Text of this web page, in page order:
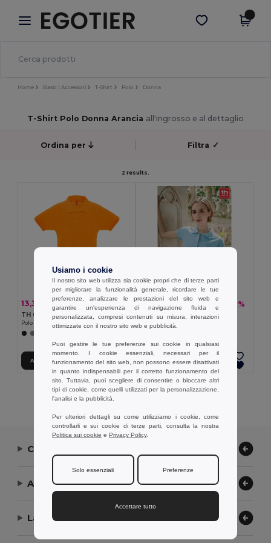
× App Egotier
Prezzi migliori sull'app!
Scarica app
Home Basic | Accessori T-Shirt Polo Donna
T-Shirt Polo Donna Arancia all'ingrosso e al dettaglio
Ordina per Filtra ✓
2 results.
13,30 € 17,62 € -24%
TH Clothes 30262
Polo da donna
Aggiungi al carrello
9,51 € -18%
TH Clothes 30135
Polo da donna
Aggiungi al carrello
Visualizzazione Di Tutti I Prodotti.
Contattaci
Aiuto or Assistenza
La nostra azienda
Usiamo i cookie
Il nostro sito web utilizza sia cookie propri che di terze parti
per migliorare la funzionalità generale, ricordare le tue
preferenze, analizzare le prestazioni del sito web e
garantire un'esperienza di navigazione fluida e
personalizzata, compresi contenuti su misura, interazioni
ottimizzate con il nostro sito web e pubblicità.
Puoi gestire le tue preferenze sui cookie in qualsiasi
momento. I cookie essenziali, necessari per il
funzionamento del sito web, non possono essere disattivati
in quanto indispensabili per il corretto funzionamento del
sito. Tuttavia, puoi scegliere di consentire o bloccare altri
tipi di cookie, come quelli utilizzati per la personalizzazione,
l'analisi e la pubblicità.
Per ulteriori dettagli su come utilizziamo i cookie, come
controllarli e sui cookie di terze parti, consulta la nostra
Politica sui cookie e Privacy Policy.
Solo essenziali Preferenze
Accettare tutto